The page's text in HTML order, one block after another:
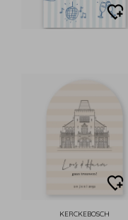
KERCKEBOSCH